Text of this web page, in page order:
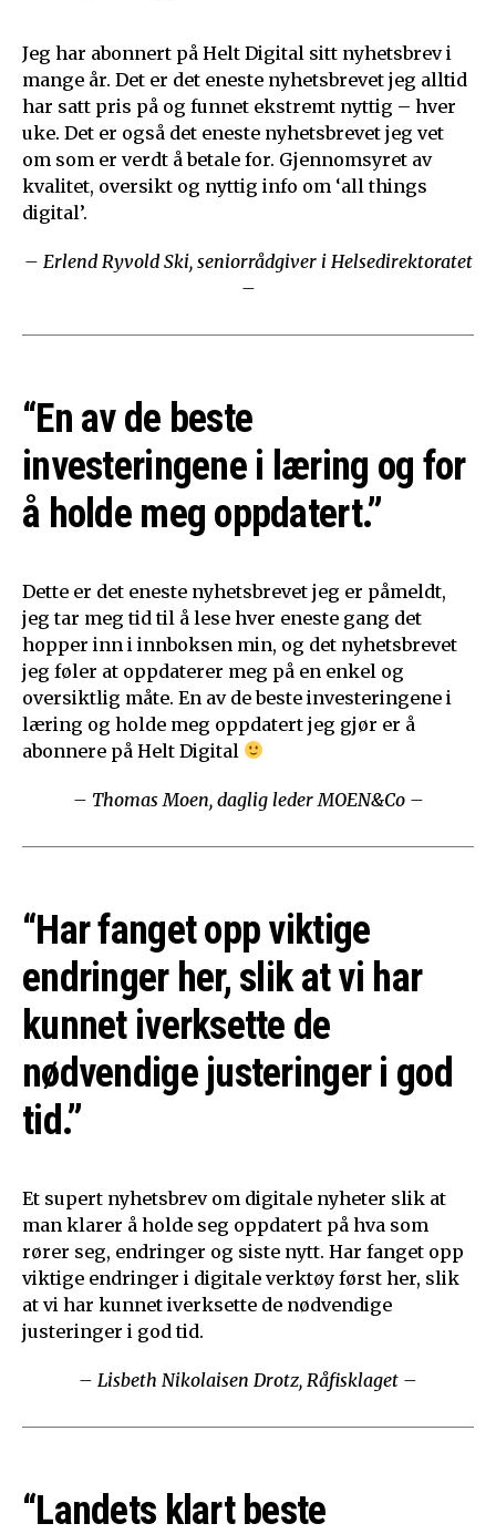
Jeg har abonnert på Helt Digital sitt nyhetsbrev i
mange år. Det er det eneste nyhetsbrevet jeg alltid
har satt pris på og funnet ekstremt nyttig – hver
uke. Det er også det eneste nyhetsbrevet jeg vet
om som er verdt å betale for. Gjennomsyret av
kvalitet, oversikt og nyttig info om ‘all things
digital’.
– Erlend Ryvold Ski, seniorrådgiver i Helsedirektoratet
–
“En av de beste
investeringene i læring og for
å holde meg oppdatert.”
Dette er det eneste nyhetsbrevet jeg er påmeldt,
jeg tar meg tid til å lese hver eneste gang det
hopper inn i innboksen min, og det nyhetsbrevet
jeg føler at oppdaterer meg på en enkel og
oversiktlig måte. En av de beste investeringene i
læring og holde meg oppdatert jeg gjør er å
abonnere på Helt Digital
– Thomas Moen, daglig leder MOEN&Co –
“Har fanget opp viktige
endringer her, slik at vi har
kunnet iverksette de
nødvendige justeringer i god
tid.”
Et supert nyhetsbrev om digitale nyheter slik at
man klarer å holde seg oppdatert på hva som
rører seg, endringer og siste nytt. Har fanget opp
viktige endringer i digitale verktøy først her, slik
at vi har kunnet iverksette de nødvendige
justeringer i god tid.
– Lisbeth Nikolaisen Drotz, Råfisklaget –
“Landets klart beste